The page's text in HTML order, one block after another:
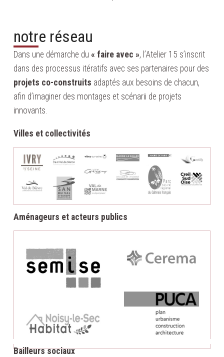
notre réseau
Dans une démarche du « faire avec », l’Atelier 15 s’inscrit
dans des processus itératifs avec ses partenaires pour des
projets co-construits adaptés aux besoins de chacun,
afin d’imaginer des montages et scénarii de projets
innovants.
Villes et collectivités
Aménageurs et acteurs publics
Bailleurs sociaux